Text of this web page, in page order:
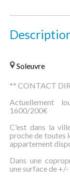
Soleuvre
** CONTACT
Actuellement
1600/200€
C'est dans la
proche de toutes
appartement
Dans une
une surface de